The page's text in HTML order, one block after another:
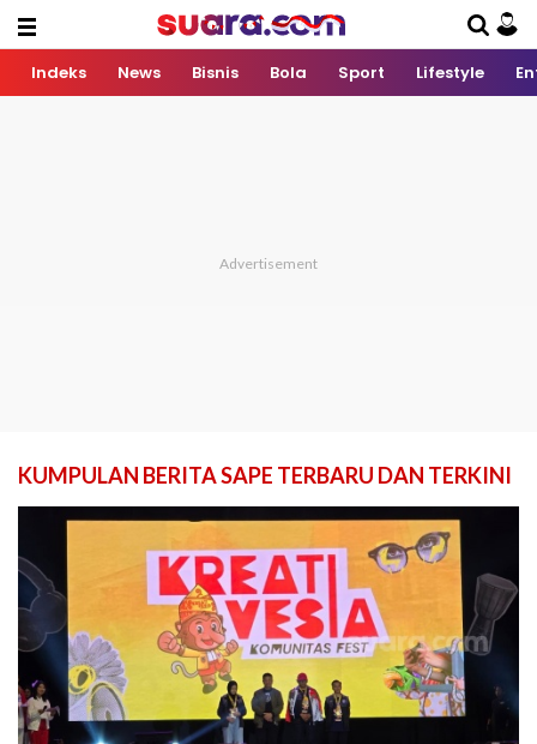
Indeks News Bisnis Bola Sport Lifestyle
KUMPULAN BERITA SAPE TERBARU DAN TERKINI